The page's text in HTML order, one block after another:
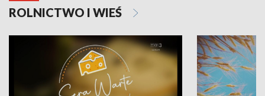
ROLNICTWO I WIEŚ